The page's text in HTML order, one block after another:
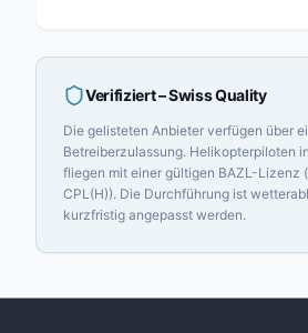
Verifiziert– Swiss Quality
Die gelisteten Anbieter verfügen über
Betreiberzulassung. Helikopterpiloten
fliegen mit einer gültigen BAZL-Lizenz
CPL(H)). Die Durchführung ist
kurzfristig angepasst werden.